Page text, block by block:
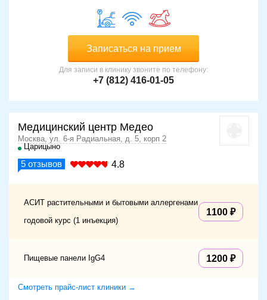
Записаться на прием
Для записи в клинику звоните по телефону:
+7 (812) 416-01-05
Медицинский центр Медео
Москва, ул. 6-я Радиальная, д. 5, корп 2
Царицыно
5 отзывов 4.8
АСИТ растительными и бытовыми аллергенами
годовой курс (1 инъекция)
1100
Пищевые панели IgG4 1200
Смотреть прайс-лист клиники →